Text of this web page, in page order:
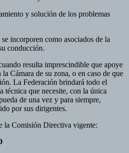
y solución de los problemas
incorporen como asociados de la
conducción.
resulta imprescindible que apoye
Cámara de su zona, o en caso de que
La Federación brindará todo el
técnica que necesite, con la única
de una vez y para siempre,
por sus dirigentes.
la Comisión Directiva vigente: